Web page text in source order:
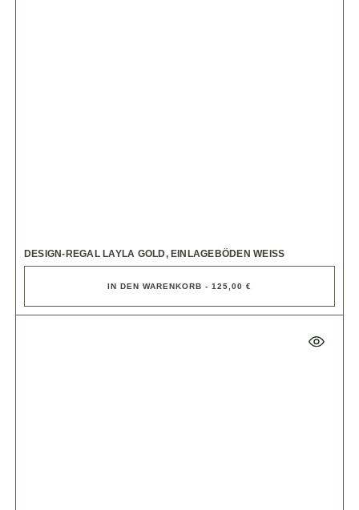
DESIGN-REGAL LAYLA GOLD, EINLAGEBÖDEN WEISS
IN DEN WARENKORB - 125,00 €